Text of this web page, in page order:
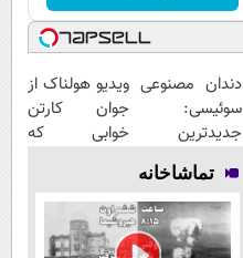
دندان مصنوعی
سوئیسی:
جدیدترین
فناوری اروپا،
سبک و مقاوم |
پرداخت قسطی
ویدیو هولناک از
جوان کارتن
خوابی که
تماشاخانه